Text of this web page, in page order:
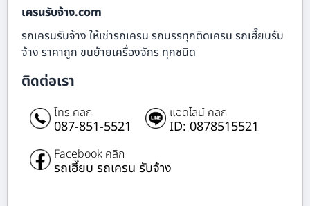
เครนรับจ้าง.com
รถเครนรับจ้าง ให้เช่ารถเครน รถบรรทุกติดเครน รถเฮี๊ยบรับ
จ้าง ราคาถูก ขนย้ายเครื่องจักร ทุกชนิด
ติดต่อเรา
โทร คลิก
087-851-5521
แอดไลน์ คลิก
ID: 0878515521
Facebook คลิก
รถเฮี๊ยบ รถเครน รับจ้าง